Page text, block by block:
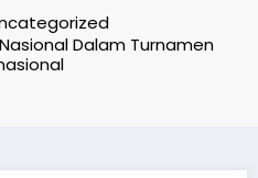
Dalam Turnamen